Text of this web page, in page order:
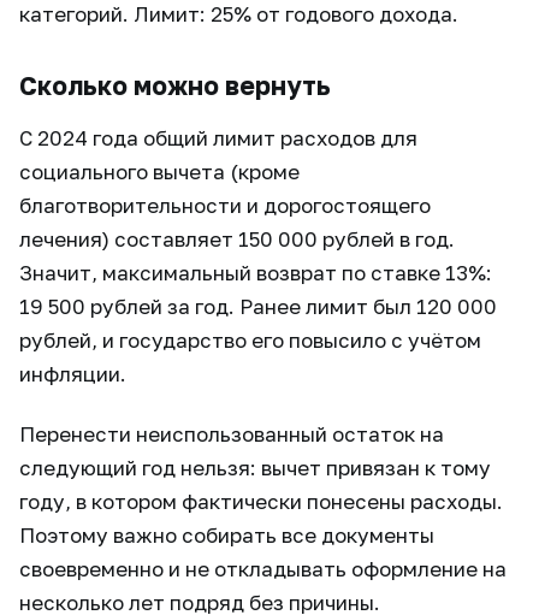
категорий. Лимит: 25% от годового дохода.
Сколько можно вернуть
С 2024 года общий лимит расходов для
социального вычета (кроме
благотворительности и дорогостоящего
лечения) составляет 150 000 рублей в год.
Значит, максимальный возврат по ставке 13%:
19 500 рублей за год. Ранее лимит был 120 000
рублей, и государство его повысило с учётом
инфляции.
Перенести неиспользованный остаток на
следующий год нельзя: вычет привязан к тому
году, в котором фактически понесены расходы.
Поэтому важно собирать все документы
своевременно и не откладывать оформление на
несколько лет подряд без причины.